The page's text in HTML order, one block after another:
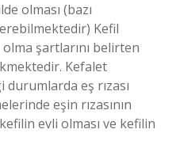
olması (bazı
Kefil
şartlarını belirten
Kefalet
durumlarda eş rızası
eşin rızasının
evli olması ve kefilin